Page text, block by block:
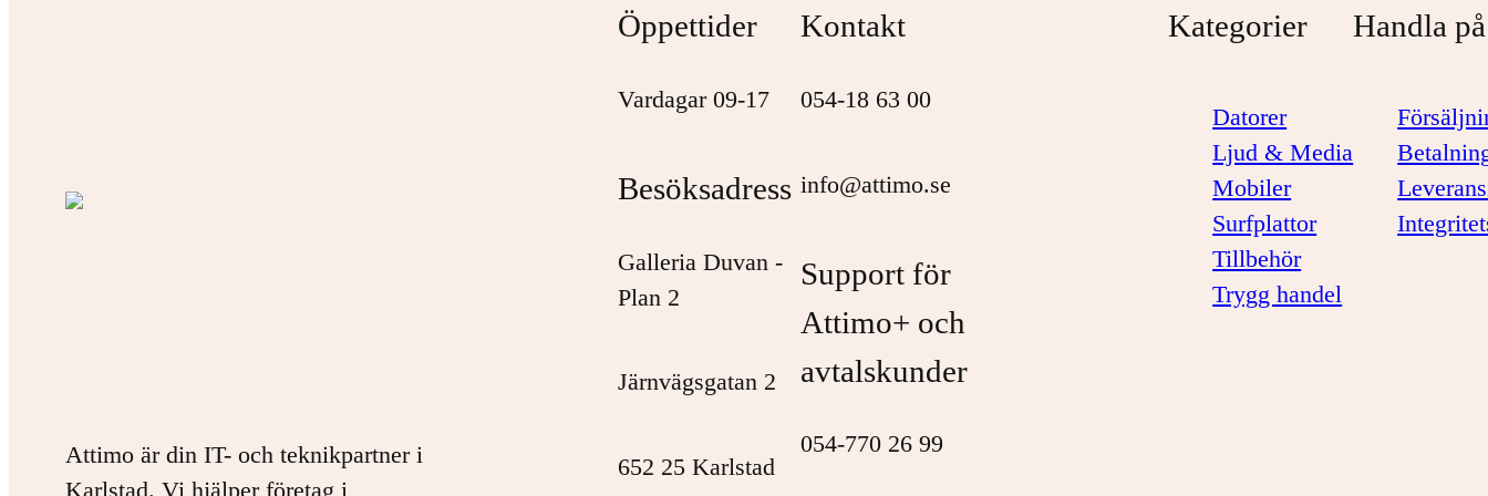
Attimo är din IT- och teknikpartner i
Karlstad. Vi hjälper företag i
Öppettider
Vardagar 09-17
Besöksadress
Galleria Duvan -
Plan 2
Järnvägsgatan 2
652 25 Karlstad
Kontakt
054-18 63 00
info@attimo.se
Support för
Attimo+ och
avtalskunder
054-770 26 99
Kategorier
Datorer
Ljud & Media
Mobiler
Surfplattor
Tillbehör
Trygg handel
Handla